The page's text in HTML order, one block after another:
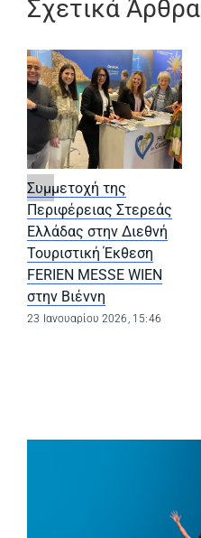
Σχετικά Άρθρα
Συμμετοχή της
Περιφέρειας Στερεάς
Ελλάδας στην Διεθνή
Τουριστική Έκθεση
FERIEN MESSE WIEN
στην Βιέννη
23 Ιανουαρίου 2026, 15:46